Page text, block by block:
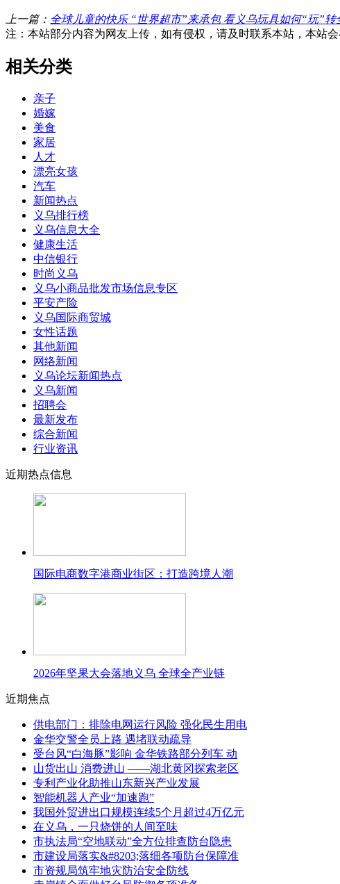
上一篇： 全球儿童的快乐 “世界超市”来承包 看义乌玩具如何“玩”转
注：本站部分内容为网友上传，如有侵权，请及时联系本站，本站会
相关分类
亲子
婚嫁
美食
家居
人才
漂亮女孩
汽车
新闻热点
义乌排行榜
义乌信息大全
健康生活
中信银行
时尚义乌
义乌小商品批发市场信息专区
平安产险
义乌国际商贸城
女性话题
其他新闻
网络新闻
义乌论坛新闻热点
义乌新闻
招聘会
最新发布
综合新闻
行业资讯
近期热点信息
国际电商数字港商业街区：打造跨境人潮
2026年坚果大会落地义乌 全球全产业链
近期焦点
供电部门：排除电网运行风险 强化民生用电
金华交警全员上路 遇堵联动疏导
受台风“白海豚”影响 金华铁路部分列车 动
山货出山 消费进山 ——湖北黄冈探索老区
专利产业化助推山东新兴产业发展
智能机器人产业“加速跑”
我国外贸进出口规模连续5个月超过4万亿元
在义乌，一只烧饼的人间至味
市执法局“空地联动”全方位排查防台隐患
市建设局落实&#8203;落细各项防台保障准
市资规局筑牢地灾防治安全防线